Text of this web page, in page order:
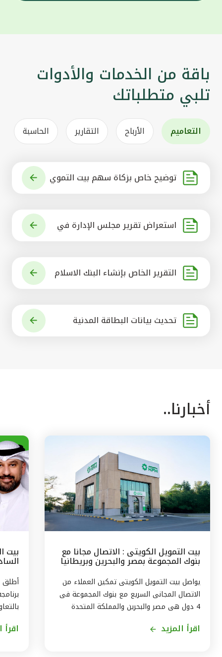
باقة من الخدمات والأدوات
تلبي متطلباتك
التعاميم الأرباح التقارير الحاسبة
توضيح خاص بزكاة سهم بيت التموي
استعراض تقرير مجلس الإدارة في
التقرير الخاص بإنشاء البنك الاسلام
تحديث بيانات البطاقة المدنية
أخبارنا..
بيت التمويل الكويتى : الاتصال مجانا مع
بنوك المجموعة بمصر والبحرين وبريطانيا
وتركيا
يواصل بيت التمويل الكويتى تمكين العملاء من
الاتصال المجانى السريع مع بنوك المجموعة فى
4 دول هى مصر والبحرين والمملكة المتحدة
اقرأ المزيد
بيت
أطلق
اقرأ